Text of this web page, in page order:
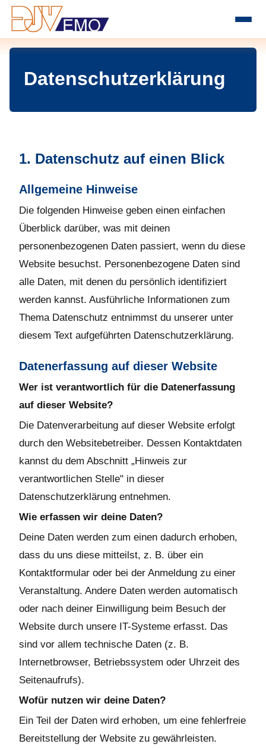
Zum Inhalt springen
Datenschutzerklärung
1. Datenschutz auf einen Blick
Allgemeine Hinweise
Die folgenden Hinweise geben einen einfachen
Überblick darüber, was mit deinen
personenbezogenen Daten passiert, wenn du diese
Website besuchst. Personenbezogene Daten sind
alle Daten, mit denen du persönlich identifiziert
werden kannst. Ausführliche Informationen zum
Thema Datenschutz entnimmst du unserer unter
diesem Text aufgeführten Datenschutzerklärung.
Datenerfassung auf dieser Website
Wer ist verantwortlich für die Datenerfassung
auf dieser Website?
Die Datenverarbeitung auf dieser Website erfolgt
durch den Websitebetreiber. Dessen Kontaktdaten
kannst du dem Abschnitt „Hinweis zur
verantwortlichen Stelle" in dieser
Datenschutzerklärung entnehmen.
Wie erfassen wir deine Daten?
Deine Daten werden zum einen dadurch erhoben,
dass du uns diese mitteilst, z. B. über ein
Kontaktformular oder bei der Anmeldung zu einer
Veranstaltung. Andere Daten werden automatisch
oder nach deiner Einwilligung beim Besuch der
Website durch unsere IT-Systeme erfasst. Das
sind vor allem technische Daten (z. B.
Internetbrowser, Betriebssystem oder Uhrzeit des
Seitenaufrufs).
Wofür nutzen wir deine Daten?
Ein Teil der Daten wird erhoben, um eine fehlerfreie
Bereitstellung der Website zu gewährleisten.